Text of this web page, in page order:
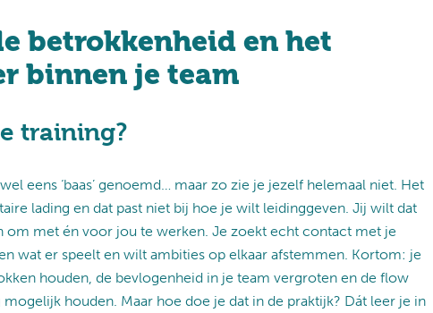
betrokkenheid en het
binnen je team
training?
eens ‘baas’ genoemd… maar zo zie je jezelf helemaal niet. Het
lading en dat past niet bij hoe je wilt leidinggeven. Jij wilt dat
om met én voor jou te werken. Je zoekt echt contact met je
wat er speelt en wilt ambities op elkaar afstemmen. Kortom: je
houden, de bevlogenheid in je team vergroten en de flow
houden. Maar hoe doe je dat in de praktijk? Dát leer je in